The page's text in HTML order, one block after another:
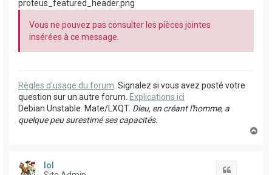
proteus_featured_header.png
Vous ne pouvez pas consulter les pièces jointes
insérées à ce message.
Règles d'usage du forum . Signalez si vous avez posté votre
question sur un autre forum. Explications ici
Debian Unstable. Mate/LXQT. Dieu, en créant l'homme, a
quelque peu surestimé ses capacités.
lol